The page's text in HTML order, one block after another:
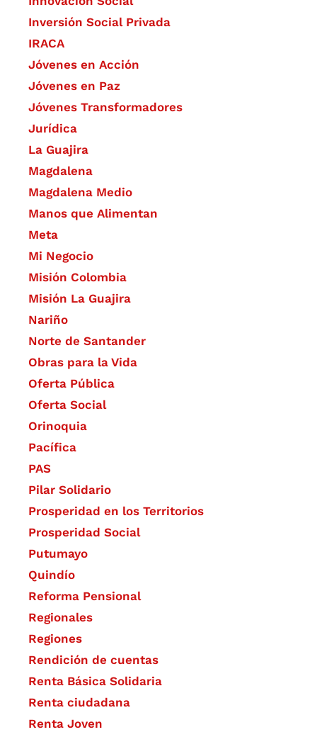
Inversión Social Privada
IRACA
Jóvenes en Acción
Jóvenes en Paz
Jóvenes Transformadores
Jurídica
La Guajira
Magdalena
Magdalena Medio
Manos que Alimentan
Meta
Mi Negocio
Misión Colombia
Misión La Guajira
Nariño
Norte de Santander
Obras para la Vida
Oferta Pública
Oferta Social​​
Orinoquia
Pacífica
PAS
Pilar Solidario
Prosperidad en los Territorios
Prosperidad Social
Putumayo
Quindío
Reforma Pensional
Regionales
Regiones
Rendición de cuentas
Renta Básica Solidaria
Renta ciudadana
Renta Joven